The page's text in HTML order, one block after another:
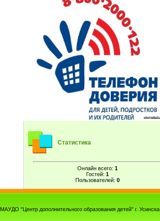
Статистика
Онлайн всего: 1
Гостей: 1
Пользователей: 0
МАУДО "Центр дополнительного образования детей" г. Усинска